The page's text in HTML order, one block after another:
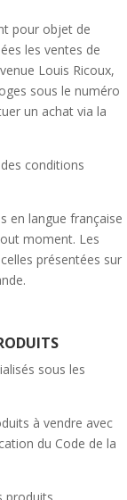
pour objet de
les ventes de
Louis Ricoux,
sous le numéro
un achat via la
conditions
en langue française
moment. Les
présentées sur
sous les
à vendre avec
du Code de la